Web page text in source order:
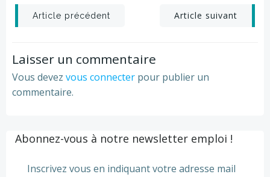
Post
navigation
Article précédent
Post
navigation
Article suivant
Laisser un commentaire
Vous devez vous connecter pour publier un
commentaire.
Abonnez-vous à notre newsletter emploi !
Inscrivez vous en indiquant votre adresse mail